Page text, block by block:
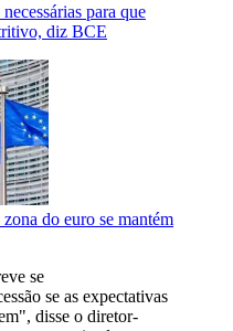
para que
diz BCE
do euro se mantém
se
se as expectativas
disse o diretor-